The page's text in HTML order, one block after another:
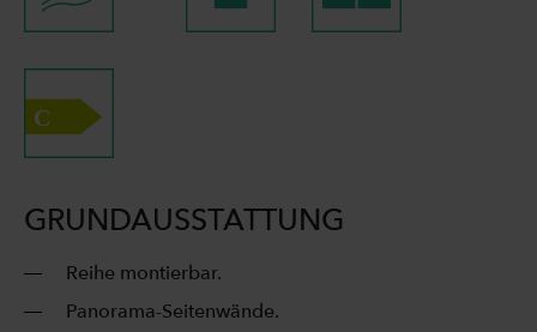
GRUNDAUSSTATTUNG
Reihe montierbar.
Panorama-Seitenwände.